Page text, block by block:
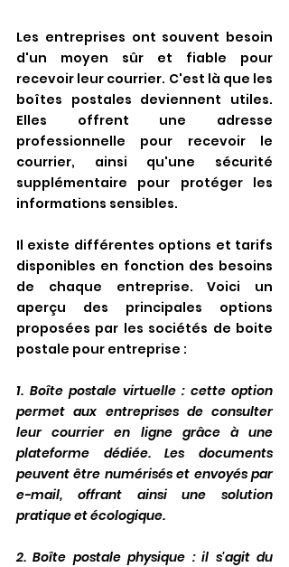
Les entreprises ont souvent besoin
d'un moyen sûr et fiable pour
recevoir leur courrier. C'est là que les
boîtes postales deviennent utiles.
Elles offrent une adresse
professionnelle pour recevoir le
courrier, ainsi qu'une sécurité
supplémentaire pour protéger les
informations sensibles.
Il existe différentes options et tarifs
disponibles en fonction des besoins
de chaque entreprise. Voici un
aperçu des principales options
proposées par les sociétés de boite
postale pour entreprise :
1. Boîte postale virtuelle : cette option
permet aux entreprises de consulter
leur courrier en ligne grâce à une
plateforme dédiée. Les documents
peuvent être numérisés et envoyés par
e-mail, offrant ainsi une solution
pratique et écologique.
2. Boîte postale physique : il s'agit du